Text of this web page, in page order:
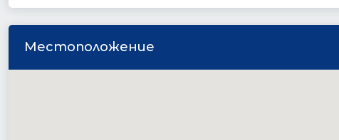
Местоположение